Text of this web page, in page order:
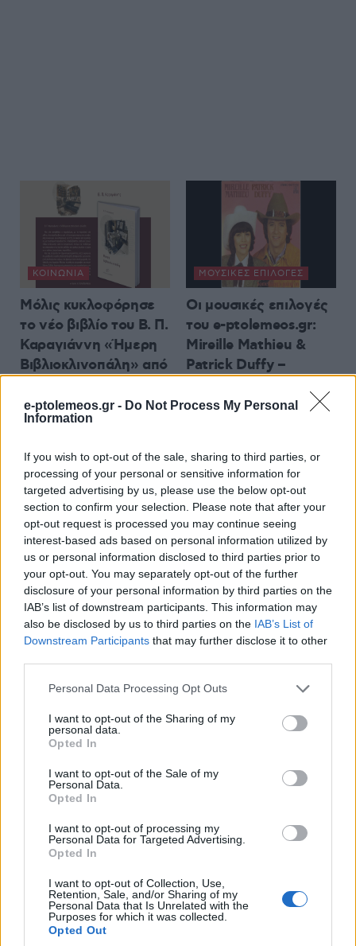
e-ptolemeos.gr - Do Not Process My Personal
Information
If you wish to opt-out of the sale, sharing to third parties, or
processing of your personal or sensitive information for
targeted advertising by us, please use the below opt-out
section to confirm your selection. Please note that after your
opt-out request is processed you may continue seeing
interest-based ads based on personal information utilized by
us or personal information disclosed to third parties prior to
your opt-out. You may separately opt-out of the further
disclosure of your personal information by third parties on the
IAB’s list of downstream participants. This information may
also be disclosed by us to third parties on the IAB’s List of
Downstream Participants that may further disclose it to other
Please note that this website/app uses one or more Google
not limited to your visit or usage behaviour. You may click to
grant or deny consent to Google and its third-party tags to
use your data for below specified purposes in below Google
consent section.
Personal Data Processing Opt Outs
I want to opt-out of the Sharing of my
personal data.
Opted In
I want to opt-out of the Sale of my
Personal Data.
Opted In
I want to opt-out of processing my
Personal Data for Targeted Advertising.
Opted In
I want to opt-out of Collection, Use,
Retention, Sale, and/or Sharing of my
Personal Data that Is Unrelated with the
Purposes for which it was collected.
Opted Out
ΚΟΙΝΩΝΊΑ
Μόλις κυκλοφόρησε
το νέο βιβλίο του Β. Π.
Καραγιάννη «Ήμερη
Βιβλιοκλινοπάλη» από
Παρέμβαση
9 Αυγούστου 2026, 9:00 πμ
ΜΟΥΣΙΚΈΣ ΕΠΙΛΟΓΈΣ
Οι μουσικές επιλογές
του e-ptolemeos.gr:
Mireille Mathieu &
Patrick Duffy –
(1983)
ΕΛΛΆΔΑ
Δόμνα Μιχαηλίδου:
Στις 24 Αυγούστου
ανοίγει η πλατφόρμα
για τον Προσωπικό
Βοηθό
ΚΟΙΝΩΝΊΑ
Η νεολαία γέμισε την
πλατεία των
Γρεβενών στη μεγάλη
συναυλία της
Marseaux
Προήχθη σε
Υποδιευθυντή ο
Διοικητής της
Τροχαίας Πτολεμαΐδας
Κοζάνη την
Παρασκευή 21/8